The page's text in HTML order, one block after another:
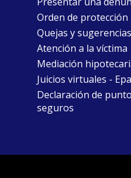
Orden de protección
Quejas y sugerencias
Atención a la víctima
Mediación
Juicios virtuales -
Declaración de
seguros